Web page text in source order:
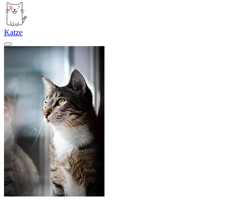
Katze